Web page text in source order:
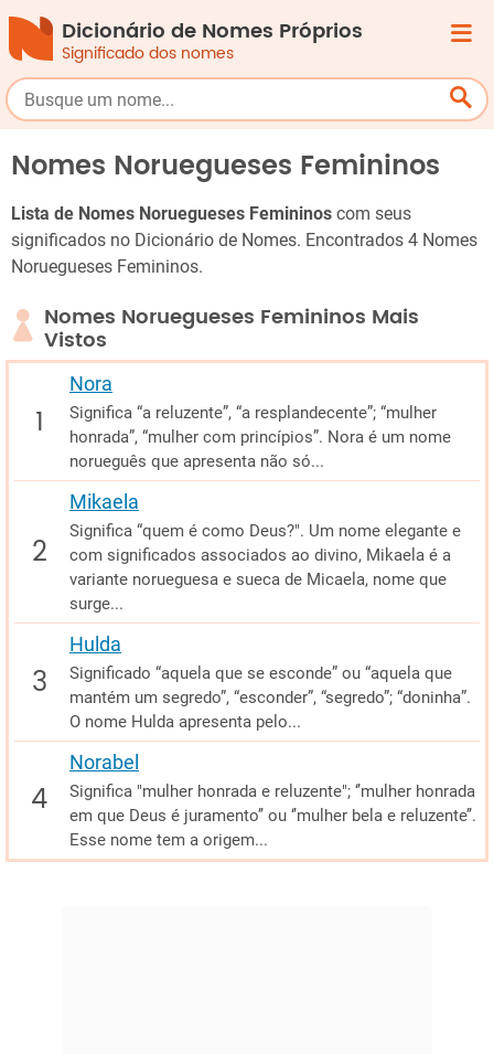
Dicionário de Nomes Próprios
Significado dos nomes
Nomes Noruegueses Femininos
Lista de Nomes Noruegueses Femininos com seus
significados no Dicionário de Nomes. Encontrados 4 Nomes
Noruegueses Femininos.
Nomes Noruegueses Femininos Mais
Vistos
Nora
Significa “a reluzente”, “a resplandecente”; “mulher
honrada”, “mulher com princípios”. Nora é um nome
norueguês que apresenta não só...
Mikaela
Significa “quem é como Deus?". Um nome elegante e
com significados associados ao divino, Mikaela é a
variante norueguesa e sueca de Micaela, nome que
surge...
Hulda
Significado “aquela que se esconde” ou “aquela que
mantém um segredo”, “esconder”, “segredo”; “doninha”.
O nome Hulda apresenta pelo...
Norabel
Significa "mulher honrada e reluzente"; ‘’mulher honrada
em que Deus é juramento’’ ou ‘’mulher bela e reluzente’’.
Esse nome tem a origem...